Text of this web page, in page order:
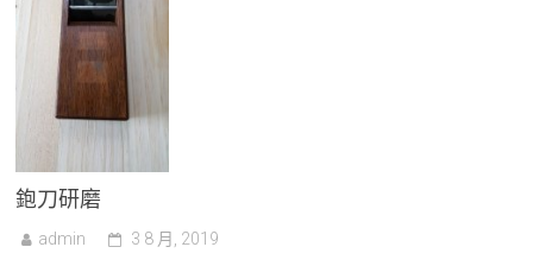
鉋刀研磨
admin 3 8 月, 2019